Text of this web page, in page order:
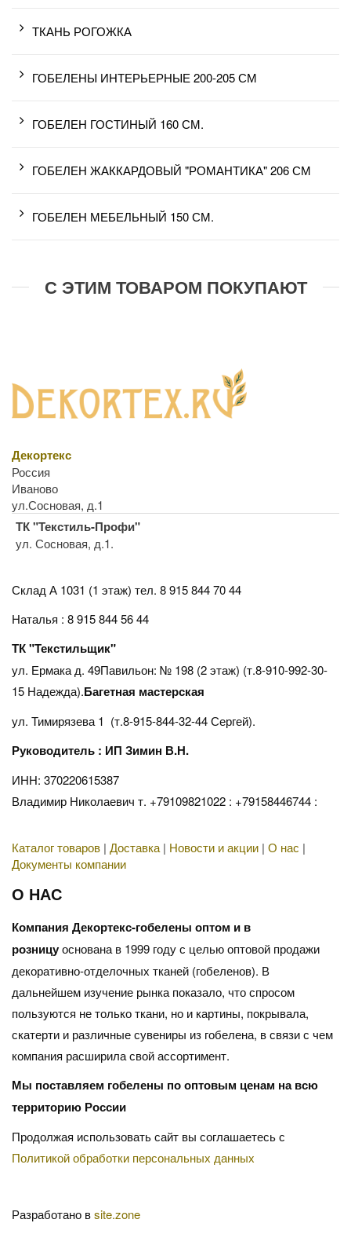
ТКАНЬ РОГОЖКА
ГОБЕЛЕНЫ ИНТЕРЬЕРНЫЕ 200-205 СМ
ГОБЕЛЕН ГОСТИНЫЙ 160 СМ.
ГОБЕЛЕН ЖАККАРДОВЫЙ "РОМАНТИКА" 206 СМ
ГОБЕЛЕН МЕБЕЛЬНЫЙ 150 СМ.
С ЭТИМ ТОВАРОМ ПОКУПАЮТ
Декортекс
Россия
Иваново
ул.Сосновая, д.1
ТК "Текстиль-Профи"
ул. Сосновая, д.1.
Склад А 1031 (1 этаж) тел. 8 915 844 70 44
Наталья : 8 915 844 56 44
ТК "Текстильщик"
ул. Ермака д. 49Павильон: № 198 (2 этаж) (т.8-910-992-30-
15 Надежда).Багетная мастерская
ул. Тимирязева 1 (т.8-915-844-32-44 Сергей).
Руководитель : ИП Зимин В.Н.
ИНН: 370220615387
Владимир Николаевич т. +79109821022 : +79158446744 :
Каталог товаров | Доставка | Новости и акции | О нас |
Документы компании
О НАС
Компания Декортекс-гобелены оптом и в
розницуоснована в 1999 году с целью оптовой продажи
декоративно-отделочных тканей (гобеленов). В
дальнейшем изучение рынка показало, что спросом
пользуются не только ткани, но и картины, покрывала,
скатерти и различные сувениры из гобелена, в связи с чем
компания расширила свой ассортимент.
Мы поставляем гобелены по оптовым ценам на всю
территорию России
Продолжая использовать сайт вы соглашаетесь с
Политикой обработки персональных данных
Разработано вsite.zone